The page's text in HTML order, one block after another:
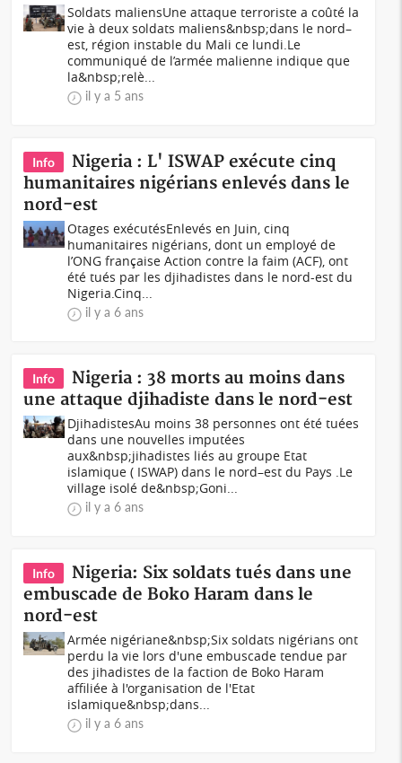
Soldats maliensUne attaque terroriste a coûté la
vie à deux soldats maliens&nbsp;dans le nord–
est, région instable du Mali ce lundi.Le
communiqué de l’armée malienne indique que
la&nbsp;relè...
il y a 5 ans
Info
Nigeria : L' ISWAP exécute cinq
humanitaires nigérians enlevés dans le
nord-est
Otages exécutésEnlevés en Juin, cinq
humanitaires nigérians, dont un employé de
l’ONG française Action contre la faim (ACF), ont
été tués par les djihadistes dans le nord-est du
Nigeria.Cinq...
il y a 6 ans
Info
Nigeria : 38 morts au moins dans
une attaque djihadiste dans le nord-est
DjihadistesAu moins 38 personnes ont été tuées
dans une nouvelles imputées
aux&nbsp;jihadistes liés au groupe Etat
islamique ( ISWAP) dans le nord–est du Pays .Le
village isolé de&nbsp;Goni...
il y a 6 ans
Info
Nigeria: Six soldats tués dans une
embuscade de Boko Haram dans le
nord-est
Armée nigériane&nbsp;Six soldats nigérians ont
perdu la vie lors d'une embuscade tendue par
des jihadistes de la faction de Boko Haram
affiliée à l'organisation de l'Etat
islamique&nbsp;dans...
il y a 6 ans